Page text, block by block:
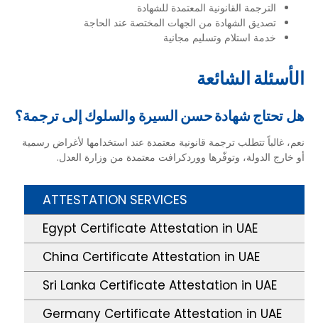
الترجمة القانونية المعتمدة للشهادة
تصديق الشهادة من الجهات المختصة عند الحاجة
خدمة استلام وتسليم مجانية
الأسئلة الشائعة
هل تحتاج شهادة حسن السيرة والسلوك إلى ترجمة؟
نعم، غالباً تتطلب ترجمة قانونية معتمدة عند استخدامها لأغراض رسمية
أو خارج الدولة، وتوفّرها ووردكرافت معتمدة من وزارة العدل.
ATTESTATION SERVICES
Egypt Certificate Attestation in UAE
China Certificate Attestation in UAE
Sri Lanka Certificate Attestation in UAE
Germany Certificate Attestation in UAE